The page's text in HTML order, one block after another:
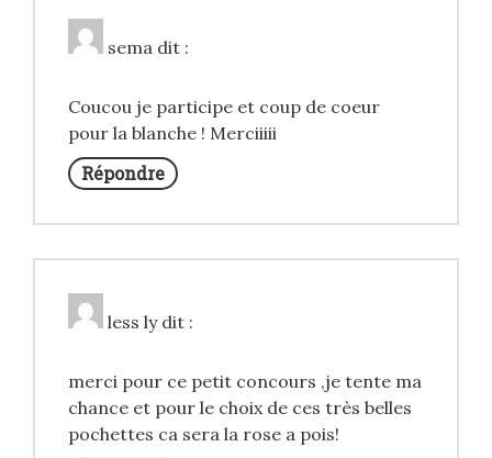
sema dit :
Coucou je participe et coup de coeur
pour la blanche ! Merciiiii
Répondre
less ly dit :
merci pour ce petit concours ,je tente ma
chance et pour le choix de ces très belles
pochettes ca sera la rose a pois!